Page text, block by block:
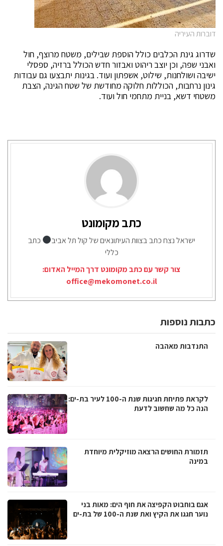
דוברות העיריה
שדרוג גינת הכלבים כולל הוספת שבילים, משטח מרוצף, חול
ואבני שפה, וכן יוצב ריהוט ואבזור חדש הכולל ברזיה, ספסלי
ישיבה ושולחנות, שילוט, אשפתון ועוד. בגינות יתבצעו גם עבודות
גינון נרחבות, הכוללות חלוקה מחודשת של שטח הגינה, הצבת
משטחי דשא, בניית מתחמי חול ועוד.
כתב מקומונט
ישראל נצח כתב בצוות העיתונאים של קול תל אביב
כתב
כללי
צור קשר עם כתב מקומונט דרך המייל האדום:
office@mekomonet.co.il
כתבות נוספות
התנדבות מאהבה
לקראת פתיחת חגיגות שנת ה-100 לעיר בת-ים:
הנה כל מה שחשוב לדעת
תזמורת החושים הרצאה מוזיקלית מיוחדת
במינה
אגם בוחבוט הקפיצה את חוף הים: מאות בני
נוער חגגו את הקיץ ואת שנת ה-100 של בת-ים